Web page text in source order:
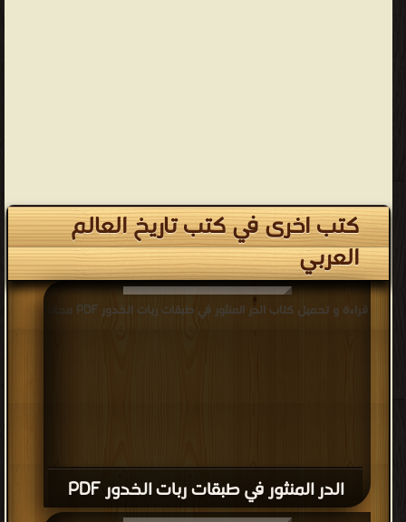
كتب اخرى في كتب تاريخ العالم
العربي
الدر المنثور في طبقات ربات الخدور PDF
قراءة و تحميل كتاب الدر المنثور في طبقات ربات الخدور PDF مجانا